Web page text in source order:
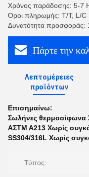
Χρόνος παράδοσης: 5-7
Όροι πληρωμής: T/T, L/C
Δυνατότητα προσφοράς:
Πάρτε την
Λεπτομέρειες
προϊόντων
Επισημαίνω:
Σωλήνες θερμοσίφωνα
ΑΣTM A213 Χωρίς
SS304/316L Χωρίς
Τύπος: